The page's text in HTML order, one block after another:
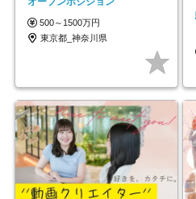
500～1500万円
東京都_神奈川県